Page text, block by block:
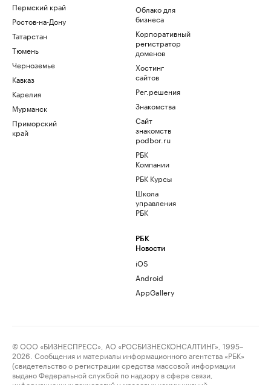
Пермский край
Ростов-на-Дону
Татарстан
Тюмень
Черноземье
Кавказ
Карелия
Мурманск
Приморский
край
Облако для
бизнеса
Корпоративный
регистратор
доменов
Хостинг
сайтов
Рег.решения
Знакомства
Сайт
знакомств
podbor.ru
РБК
Компании
РБК Курсы
Школа
управления
РБК
РБК
Новости
iOS
Android
AppGallery
© ООО «БИЗНЕСПРЕСС», АО «РОСБИЗНЕСКОНСАЛТИНГ», 1995–
2026. Сообщения и материалы информационного агентства «РБК»
(свидетельство о регистрации средства массовой информации
выдано Федеральной службой по надзору в сфере связи,